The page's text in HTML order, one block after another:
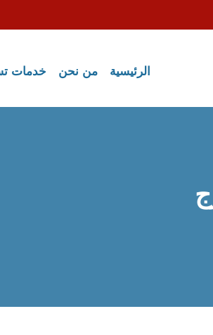
الرئيسية من نحن خدمات